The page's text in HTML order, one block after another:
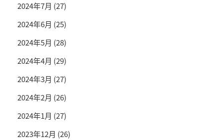
2024年7月 (27)
2024年6月 (25)
2024年5月 (28)
2024年4月 (29)
2024年3月 (27)
2024年2月 (26)
2024年1月 (27)
2023年12月 (26)